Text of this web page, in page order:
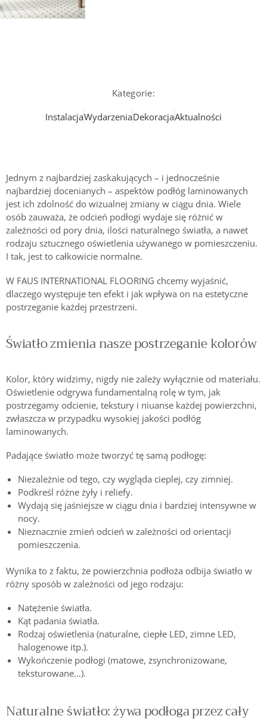
Kategorie:
InstalacjaWydarzeniaDekoracjaAktualności
Jednym z najbardziej zaskakujących – i jednocześnie
najbardziej docenianych – aspektów podłóg laminowanych
jest ich zdolność do wizualnej zmiany w ciągu dnia. Wiele
osób zauważa, że odcień podłogi wydaje się różnić w
zależności od pory dnia, ilości naturalnego światła, a nawet
rodzaju sztucznego oświetlenia używanego w pomieszczeniu.
I tak, jest to całkowicie normalne.
W FAUS INTERNATIONAL FLOORING chcemy wyjaśnić,
dlaczego występuje ten efekt i jak wpływa on na estetyczne
postrzeganie każdej przestrzeni.
Światło zmienia nasze postrzeganie kolorów
Kolor, który widzimy, nigdy nie zależy wyłącznie od materiału.
Oświetlenie odgrywa fundamentalną rolę w tym, jak
postrzegamy odcienie, tekstury i niuanse każdej powierzchni,
zwłaszcza w przypadku wysokiej jakości podłóg
laminowanych.
Padające światło może tworzyć tę samą podłogę:
Niezależnie od tego, czy wygląda cieplej, czy zimniej.
Podkreśl różne żyły i reliefy.
Wydają się jaśniejsze w ciągu dnia i bardziej intensywne w
nocy.
Nieznacznie zmień odcień w zależności od orientacji
pomieszczenia.
Wynika to z faktu, że powierzchnia podłoża odbija światło w
różny sposób w zależności od jego rodzaju:
Natężenie światła.
Kąt padania światła.
Rodzaj oświetlenia (naturalne, ciepłe LED, zimne LED,
halogenowe itp.).
Wykończenie podłogi (matowe, zsynchronizowane,
teksturowane…).
Naturalne światło: żywa podłoga przez cały